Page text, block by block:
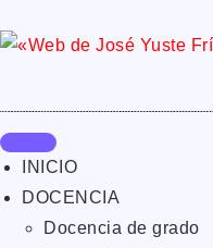
INICIO
DOCENCIA
Docencia de grado